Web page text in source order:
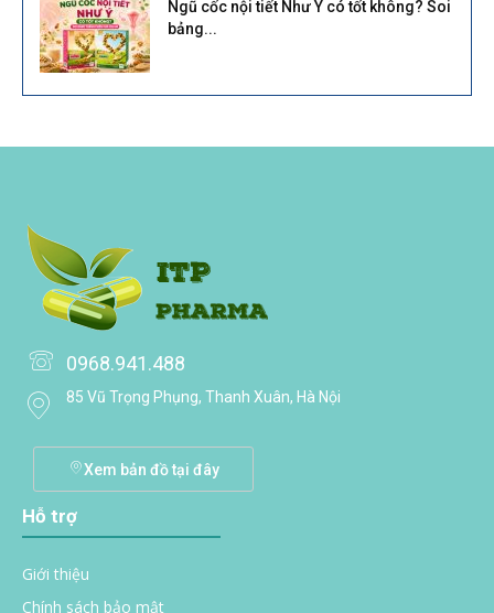
Ngũ cốc nội tiết Như Ý có tốt không? Soi
bảng...
0968.941.488
85 Vũ Trọng Phụng, Thanh Xuân, Hà Nội
Xem bản đồ tại đây
Hỗ trợ
Giới thiệu
Chính sách bảo mật